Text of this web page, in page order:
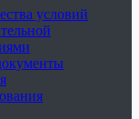
условий